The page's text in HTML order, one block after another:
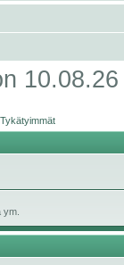
Tykätyimmät